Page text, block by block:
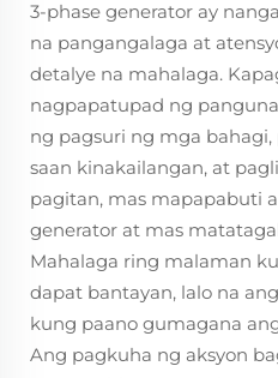
3-phase generator ay
na pangangalaga at
detalye na mahalaga.
nagpapatupad ng
ng pagsuri ng mga
saan kinakailangan, at
pagitan, mas mapapabuti
generator at mas
Mahalaga ring malaman
dapat bantayan, lalo na
kung paano gumagana
Ang pagkuha ng aksyon